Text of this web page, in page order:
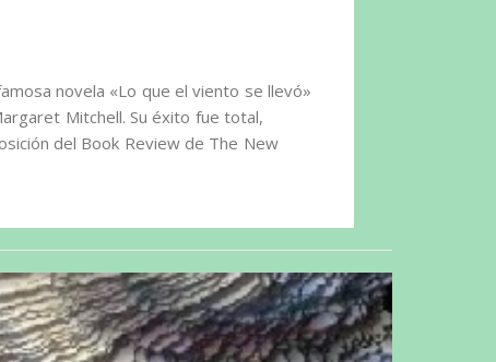
novela «Lo que el viento se llevó»
Mitchell. Su éxito fue total,
del Book Review de The New